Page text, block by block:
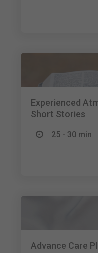
Experienced
Short Stories
25 - 30 min
Advance Care